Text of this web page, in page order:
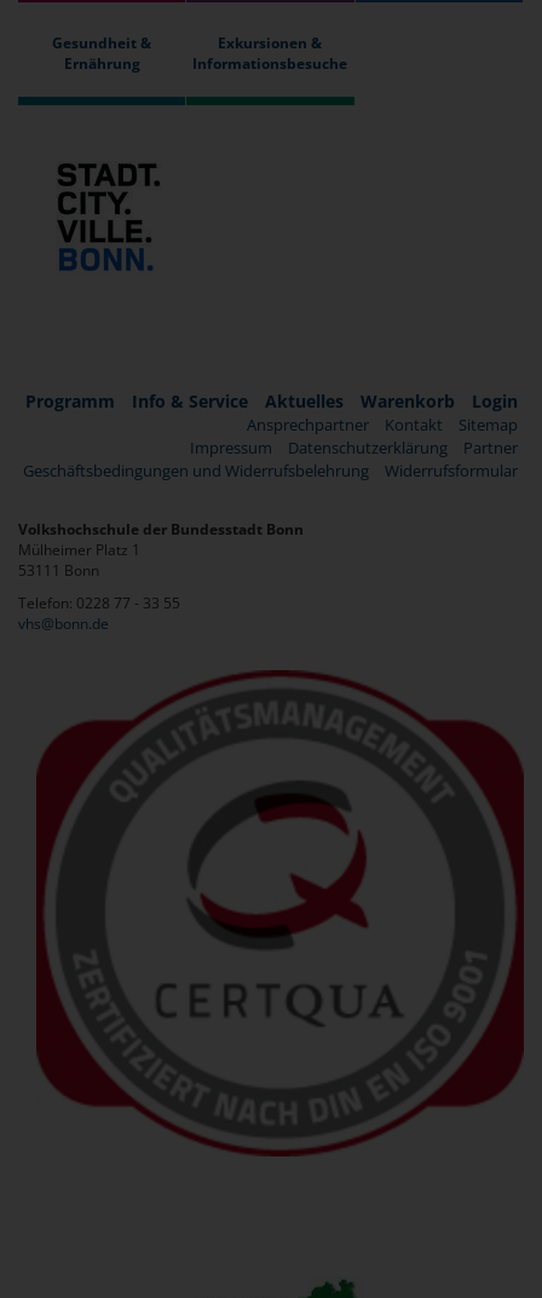
Gesundheit &
Ernährung
Exkursionen &
Informationsbesuche
Programm Info & Service Aktuelles Warenkorb Login
Ansprechpartner Kontakt
Sitemap
Impressum
Datenschutzerklärung
Partner
Geschäftsbedingungen und Widerrufsbelehrung
Widerrufsformular
Volkshochschule der Bundesstadt Bonn
Mülheimer Platz 1
53111 Bonn
Telefon: 0228 77 - 33 55
vhs@bonn.de